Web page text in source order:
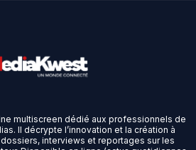
multiscreen dédié aux professionnels de
Il décrypte l’innovation et la création à
interviews et reportages sur les